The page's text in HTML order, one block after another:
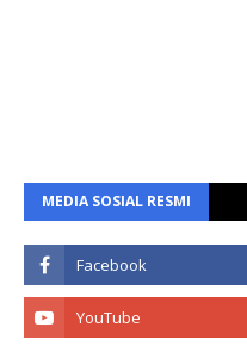
MEDIA SOSIAL RESMI